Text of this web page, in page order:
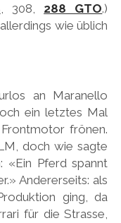
, 308, 288 GTO.)
wie üblich
an Maranello
ein letztes Mal
frönen.
doch wie sagte
«Ein Pferd spannt
Andererseits: als
ging, da
für die Strasse,